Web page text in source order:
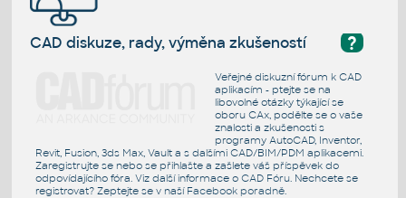
?
CAD diskuze, rady, výměna zkušeností
Veřejné diskuzní fórum k CAD
aplikacím - ptejte se na
libovolné otázky týkající se
oboru CAx, podělte se o vaše
znalosti a zkušenosti s
programy AutoCAD, Inventor,
Revit, Fusion, 3ds Max, Vault a s dalšími CAD/BIM/PDM aplikacemi.
Zaregistrujte se nebo se přihlašte a zašlete váš příspěvek do
odpovídajícího fóra. Viz další informace o CAD Fóru. Nechcete se
registrovat? Zeptejte se v naší Facebook poradně.